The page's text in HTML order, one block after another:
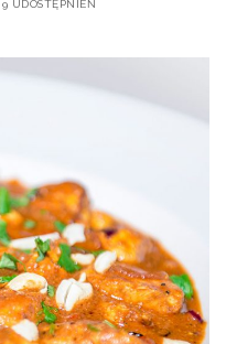
9 UDOSTĘPNIEŃ